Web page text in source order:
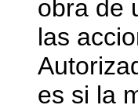
obra de
las
es si la